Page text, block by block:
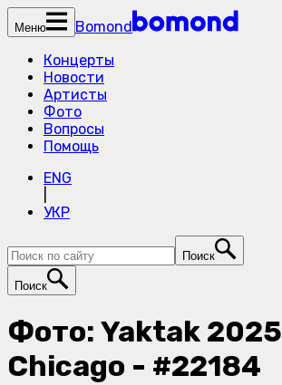
Меню
Bomond
Концерты
Новости
Артисты
Фото
Вопросы
Помощь
ENG
УКР
Поиск
Поиск
Фото: Yaktak 2025
Chicago - #22184